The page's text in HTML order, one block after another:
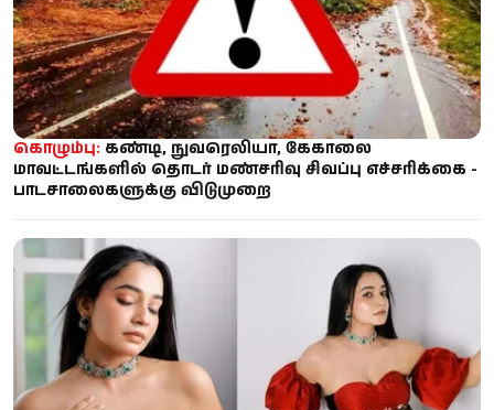
கொழும்பு: கண்டி, நுவரெலியா, கேகாலை
மாவட்டங்களில் தொடர் மண்சரிவு சிவப்பு எச்சரிக்கை -
பாடசாலைகளுக்கு விடுமுறை